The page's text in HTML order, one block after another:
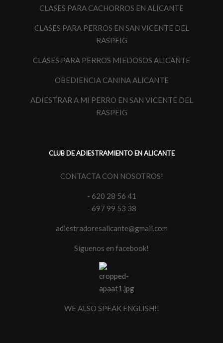
CLASES PARA CACHORROS EN ALICANTE
CLASES PARA PERROS EN SAN VICENTE DEL
RASPEIG
CLASES PARA PERROS MIEDOSOS ALICANTE
OBEDIENCIA CANINA ALICANTE
ADIESTRAR A MI PERRO EN SAN VICENTE DEL
RASPEIG
CLUB DE ADIESTRAMIENTO EN ALICANTE
CONTACTA CON NOSOTROS!
- 620 28 56 41
- 697 99 53 38
adiestradoresalicante@gmail.com
Síguenos en facebook!
WE ALSO SPEAK ENGLISH!!